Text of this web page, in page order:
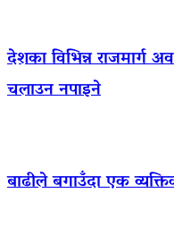
देशका विभिन्न राजमार्ग
चलाउन नपाइने
बाढीले बगाउँदा एक